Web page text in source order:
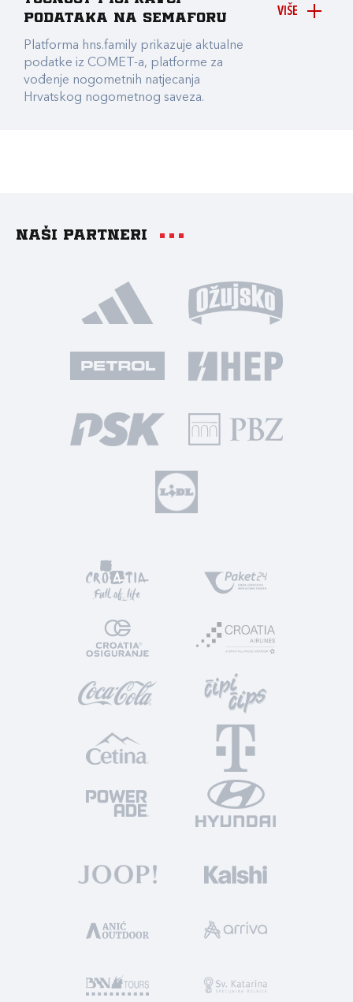
VIŠE
podataka na Semaforu
Platforma hns.family prikazuje aktualne
podatke iz COMET-a, platforme za
vođenje nogometnih natjecanja
Hrvatskog nogometnog saveza.
Naši partneri